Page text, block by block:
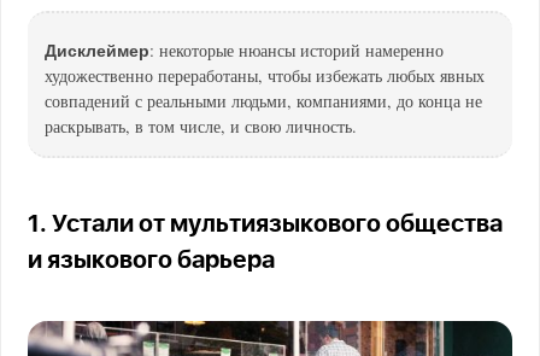
Дисклеймер: некоторые нюансы историй намеренно
художественно переработаны, чтобы избежать любых явных
совпадений с реальными людьми, компаниями, до конца не
раскрывать, в том числе, и свою личность.
1. Устали от мультиязыкового общества
и языкового барьера